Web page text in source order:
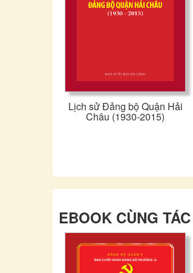
Lịch sử Đảng bộ Quận Hải
Châu (1930-2015)
EBOOK CÙNG